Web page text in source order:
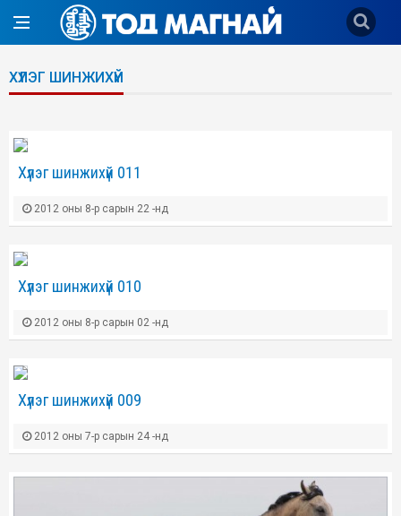
ХҮЛЭГ ШИНЖИХҮЙ
Хүлэг шинжихүй 011
2012 оны 8-р сарын 22 -нд
Хүлэг шинжихүй 010
2012 оны 8-р сарын 02 -нд
Хүлэг шинжихүй 009
2012 оны 7-р сарын 24 -нд